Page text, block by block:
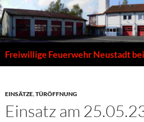
Zum
Inhalt
springen
Freiwillige Feuerwehr Neustadt
EINSÄTZE,TÜRÖFFNUNG
Einsatz am